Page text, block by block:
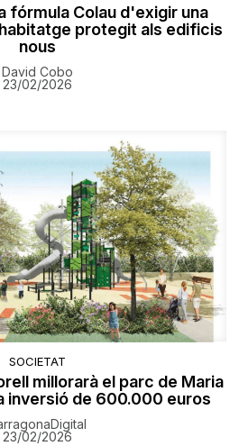
fórmula Colau d'exigir una
protegit als edificis
nous
David Cobo
23/02/2026
SOCIETAT
millorarà el parc de Maria
inversió de 600.000 euros
23/02/2026